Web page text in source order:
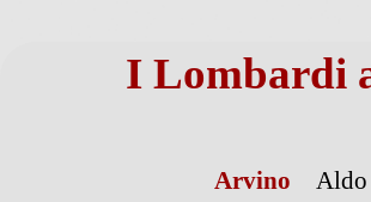
I Lombardi
Arvino
Aldo